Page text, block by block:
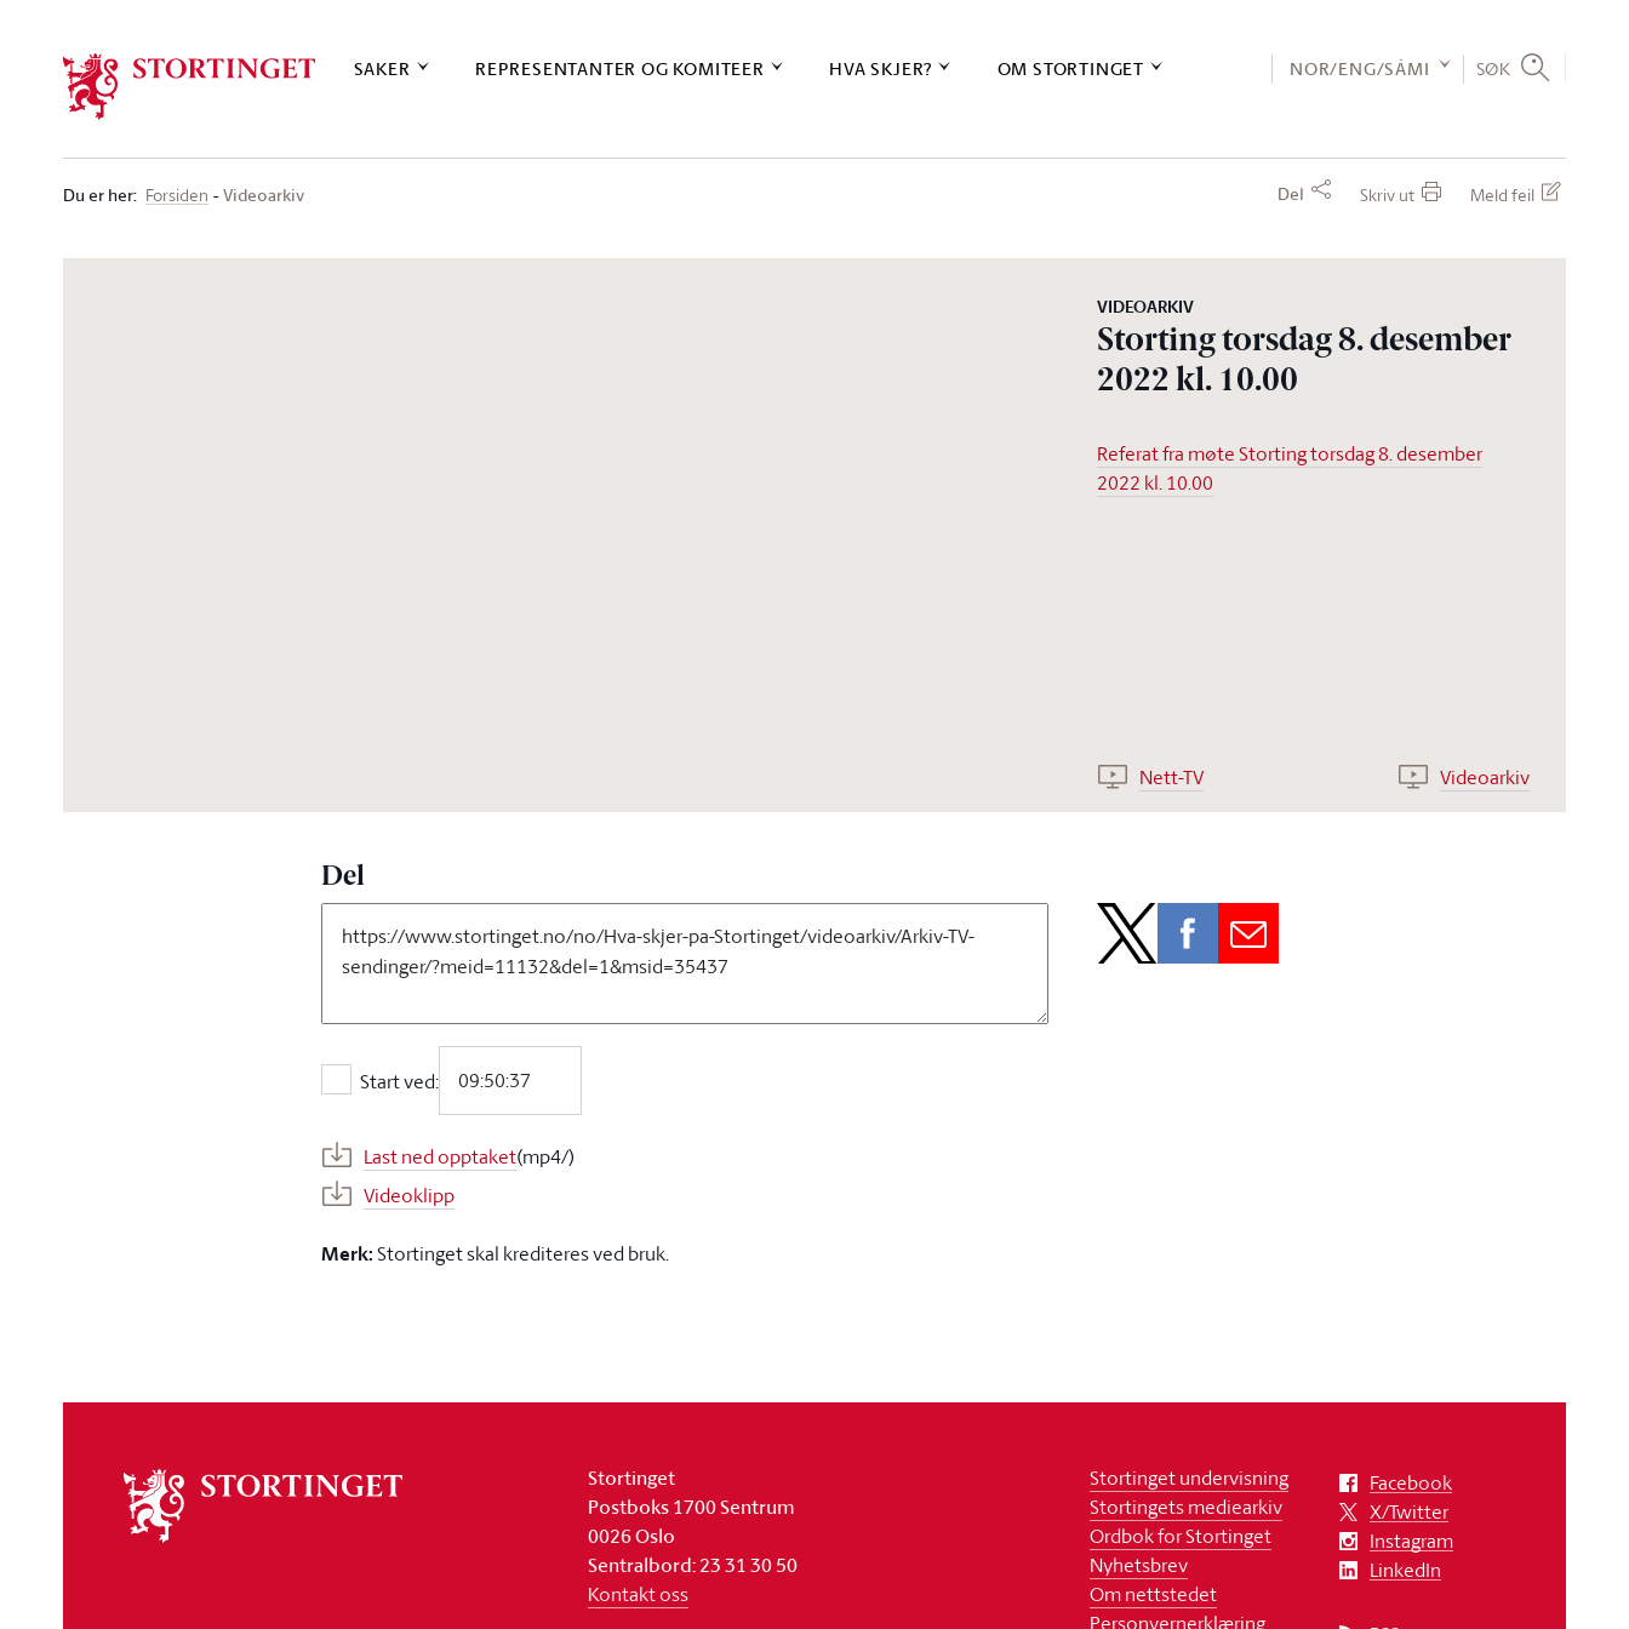
SAKER REPRESENTANTER OG KOMITEER HVA SKJER? OM STORTINGET NOR/ENG/SÁMI SØK
Du er her: Forsiden Videoarkiv Del Skriv ut Meld feil
VIDEOARKIV
Storting torsdag 8. desember
2022 kl. 10.00
Referat fra møte Storting torsdag 8. desember
2022 kl. 10.00
Nett-TV Videoarkiv
Del
Start ved:
Start ved:
Last ned opptaket(mp4/)
Videoklipp
Merk:Stortinget skal krediteres ved bruk.
stortinget
Stortinget
Postboks 1700 Sentrum
0026 Oslo
Sentralbord: 23 31 30 50
Kontakt oss
Stortinget undervisning
Stortingets mediearkiv
Ordbok for Stortinget
Nyhetsbrev
Om nettstedet
Personvernerklæring
Facebook
X/Twitter
Instagram
LinkedIn